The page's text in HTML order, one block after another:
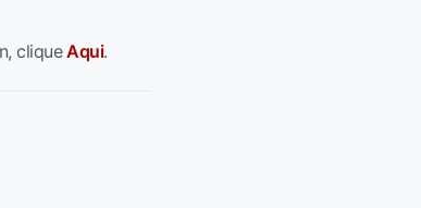
cliqueAqui.